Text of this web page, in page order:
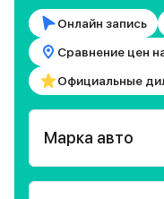
Онлайн запись
Сравнение цен
Официальные
Марка авто